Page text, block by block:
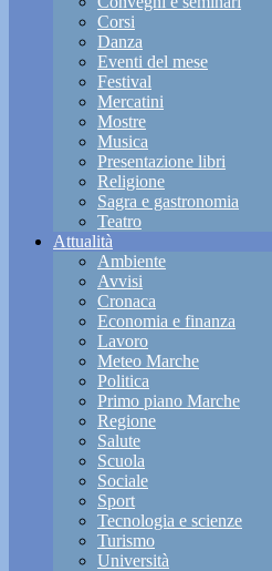
Corsi
Danza
Eventi del mese
Festival
Mercatini
Mostre
Musica
Presentazione libri
Religione
Sagra e gastronomia
Teatro
Attualità
Ambiente
Avvisi
Cronaca
Economia e finanza
Lavoro
Meteo Marche
Politica
Primo piano Marche
Regione
Salute
Scuola
Sociale
Sport
Tecnologia e scienze
Turismo
Università